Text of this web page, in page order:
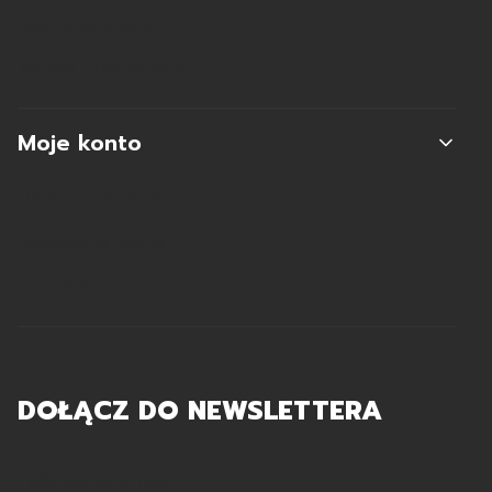
Moje konto
DOŁĄCZ DO NEWSLETTERA